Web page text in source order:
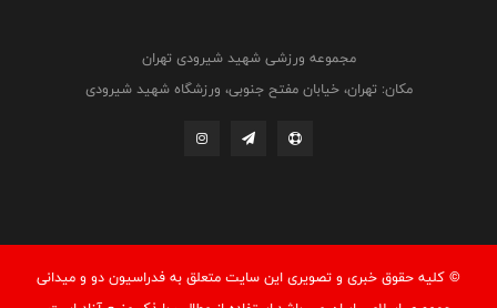
مجموعه ورزشی شهید شیرودی تهران
مکان: تهران، خیابان مفتح جنوبی، ورزشگاه شهید شیرودی
© کليه حقوق خبری و تصويری اين سايت متعلق به فدراسيون دو و میدانی